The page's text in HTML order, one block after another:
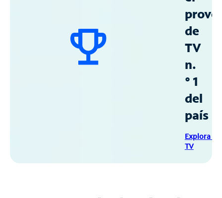
de
TV
n.
° 1
del
país
Explora
TV